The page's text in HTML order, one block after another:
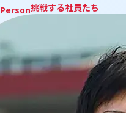
Person挑戦する社員たち